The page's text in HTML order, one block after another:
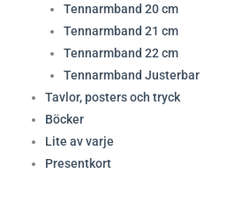
Tennarmband 20 cm
Tennarmband 21 cm
Tennarmband 22 cm
Tennarmband Justerbar
Tavlor, posters och tryck
Böcker
Lite av varje
Presentkort